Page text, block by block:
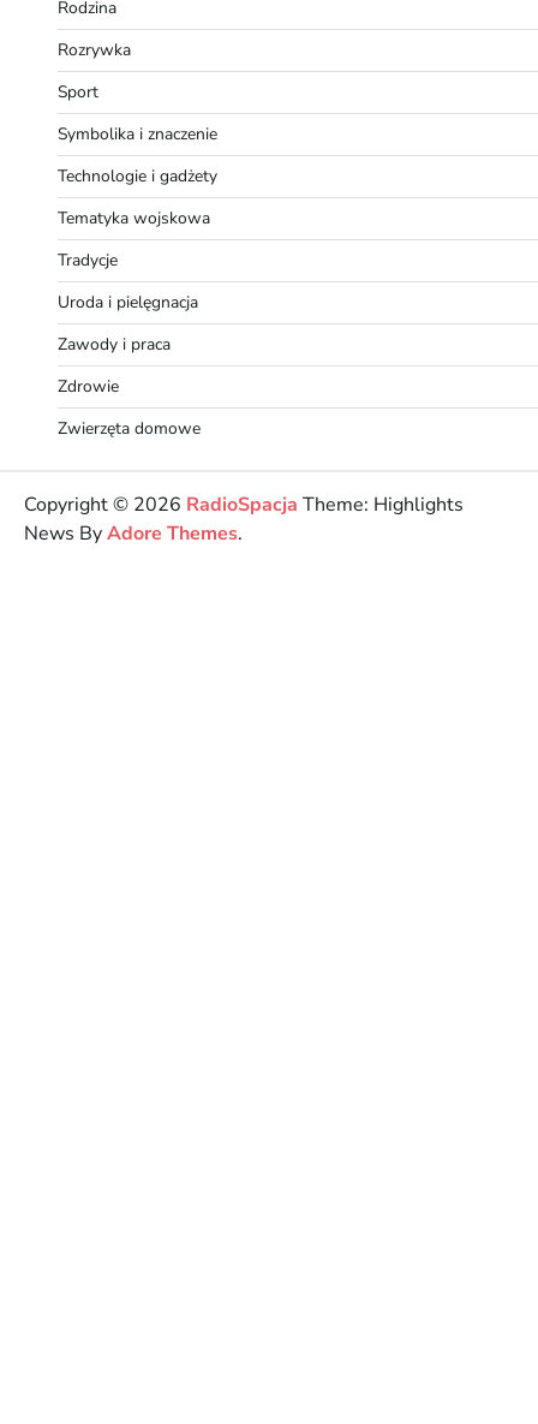
Rodzina
Rozrywka
Sport
Symbolika i znaczenie
Technologie i gadżety
Tematyka wojskowa
Tradycje
Uroda i pielęgnacja
Zawody i praca
Zdrowie
Zwierzęta domowe
Copyright © 2026 RadioSpacja Theme: Highlights
News ByAdore Themes.